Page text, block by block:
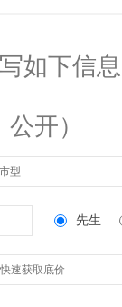
如下信
公开）
型
先生